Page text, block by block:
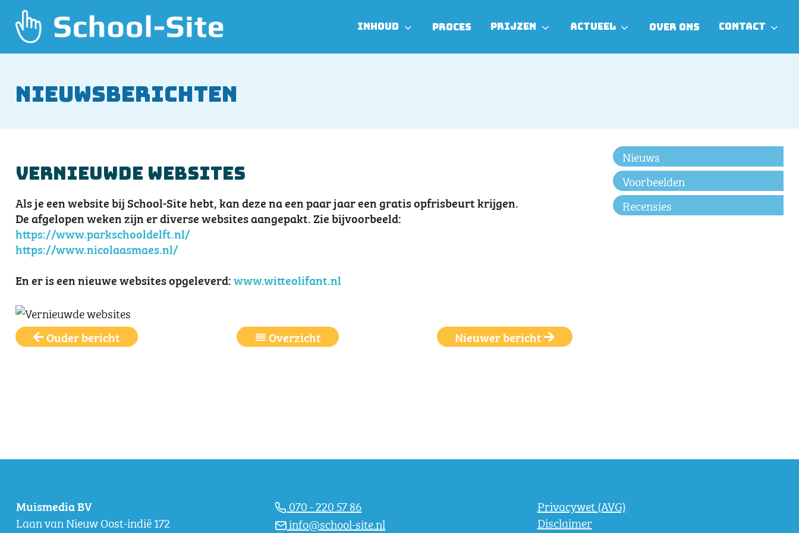
INHOUD PROCES PRIJZEN ACTUEEL OVER ONS CONTACT
Nieuwsberichten
Vernieuwde websites
Als je een website bij School-Site hebt, kan deze na een paar jaar een gratis opfrisbeurt krijgen.
De afgelopen weken zijn er diverse websites aangepakt. Zie bijvoorbeeld:
https://www.parkschooldelft.nl/
https://www.nicolaasmaes.nl/
En er is een nieuwe websites opgeleverd:www.witteolifant.nl
Ouder bericht Overzicht Nieuwer bericht
Nieuws
Voorbeelden
Recensies
Muismedia BV
Laan van Nieuw Oost-indië 172
070 - 220 57 86
info@school-site.nl
Privacywet (AVG)
Disclaimer